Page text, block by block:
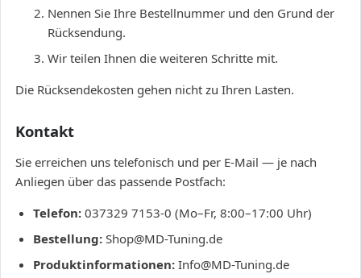
Nennen Sie Ihre Bestellnummer und den Grund der
Rücksendung.
Wir teilen Ihnen die weiteren Schritte mit.
Die Rücksendekosten gehen nicht zu Ihren Lasten.
Kontakt
Sie erreichen uns telefonisch und per E-Mail — je nach
Anliegen über das passende Postfach:
Telefon: 037329 7153-0 (Mo–Fr, 8:00–17:00 Uhr)
Bestellung: Shop@MD-Tuning.de
Produktinformationen: Info@MD-Tuning.de